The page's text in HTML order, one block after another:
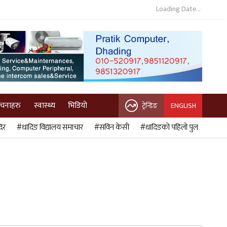
Loading Date...
स्वास्थ्य भिडियो ट्रेन्डिङ ENGLISH
#धादिङ विद्यालय समाचार #सविन केसी #धादिङको पहिलो पुल